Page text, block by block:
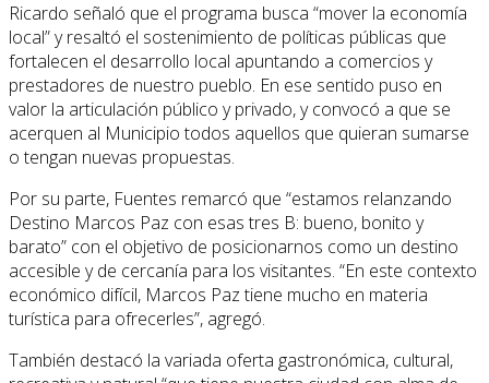
Ricardo señaló que el programa busca “mover la economía
local” y resaltó el sostenimiento de políticas públicas que
fortalecen el desarrollo local apuntando a comercios y
prestadores de nuestro pueblo. En ese sentido puso en
valor la articulación público y privado, y convocó a que se
acerquen al Municipio todos aquellos que quieran sumarse
o tengan nuevas propuestas.
Por su parte, Fuentes remarcó que “estamos relanzando
Destino Marcos Paz con esas tres B: bueno, bonito y
barato” con el objetivo de posicionarnos como un destino
accesible y de cercanía para los visitantes. “En este contexto
económico difícil, Marcos Paz tiene mucho en materia
turística para ofrecerles”, agregó.
También destacó la variada oferta gastronómica, cultural,